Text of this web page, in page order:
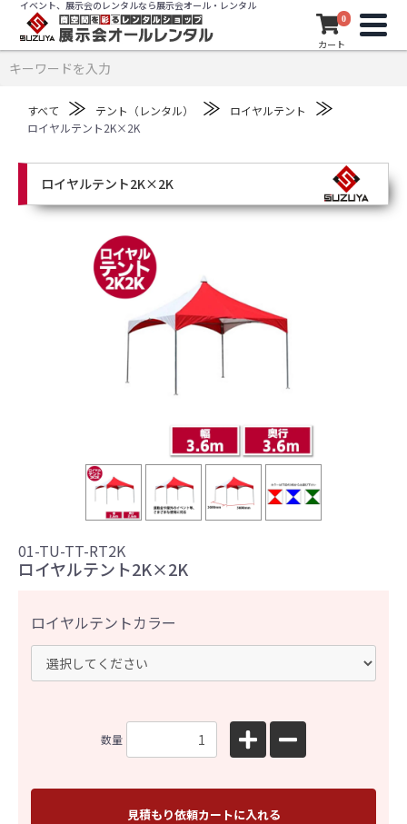
イベント、展示会のレンタルなら展示会オール・レンタル
0
カート
すべて ≫ テント（レンタル） ≫ ロイヤルテント ≫
ロイヤルテント2K×2K
ロイヤルテント2K×2K
01-TU-TT-RT2K
ロイヤルテント2K×2K
ロイヤルテントカラー
数量
見積もり依頼カートに入れる